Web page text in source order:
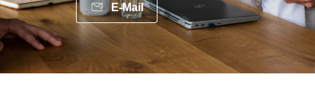
E-Mail